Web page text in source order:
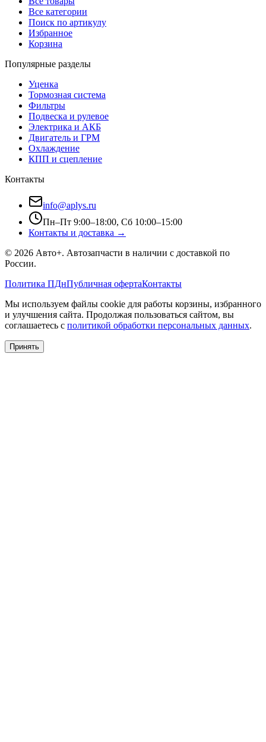
Все категории
Поиск по артикулу
Избранное
Корзина
Популярные разделы
Уценка
Тормозная система
Фильтры
Подвеска и рулевое
Электрика и АКБ
Двигатель и ГРМ
Охлаждение
КПП и сцепление
Контакты
info@aplys.ru
Пн–Пт 9:00–18:00, Сб 10:00–15:00
Контакты и доставка →
© 2026 Авто+. Автозапчасти в наличии с доставкой по
России.
Политика ПДнПубличная офертаКонтакты
Мы используем файлы cookie для работы корзины, избранного
и улучшения сайта. Продолжая пользоваться сайтом, вы
соглашаетесь с политикой обработки персональных данных.
Принять